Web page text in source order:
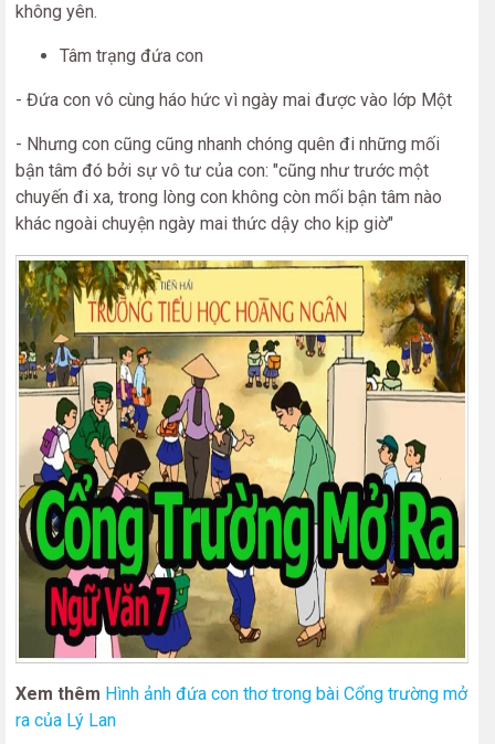
không yên.
Tâm trạng đứa con
- Đứa con vô cùng háo hức vì ngày mai được vào lớp Một
- Nhưng con cũng cũng nhanh chóng quên đi những mối
bận tâm đó bởi sự vô tư của con: "cũng như trước một
chuyến đi xa, trong lòng con không còn mối bận tâm nào
khác ngoài chuyện ngày mai thức dậy cho kịp giờ"
Xem thêm Hình ảnh đứa con thơ trong bài Cổng trường mở
ra của Lý Lan